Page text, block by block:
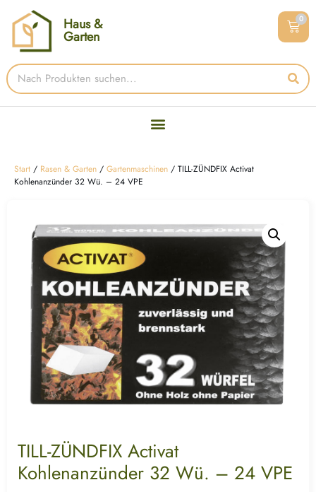
Haus &
Garten
0
Start / Rasen & Garten / Gartenmaschinen / TILL-ZÜNDFIX Activat
Kohlenanzünder 32 Wü. – 24 VPE
TILL-ZÜNDFIX Activat
Kohlenanzünder 32 Wü. – 24 VPE